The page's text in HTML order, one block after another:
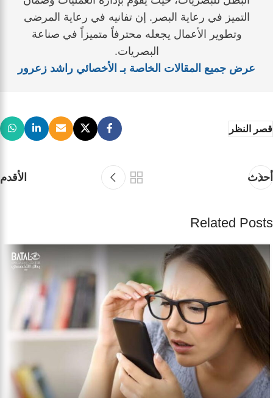
التميز في رعاية البصر. إن تفانيه في رعاية المرضى
وتطوير الأعمال يجعله محترفاً متميزاً في صناعة
البصريات.
عرض جميع المقالات الخاصة بـ الأخصائي راشد زعرور
قصر النظر
أحدث الأقدم
Related Posts